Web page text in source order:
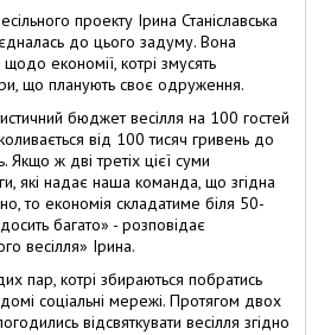
проекту Ірина Станіславська
до цього задуму. Вона
економії, котрі змусять
що планують своє одруження.
бюджет весілля на 100 гостей
від 100 тисяч гривень до
Якщо ж дві третіх цієї суми
які надає наша команда, що згідна
то економія складатиме біля 50-
багато» - розповідає
весілля» Ірина.
котрі збираються побратись
соціальні мережі. Протягом двох
відсвяткувати весілля згідно